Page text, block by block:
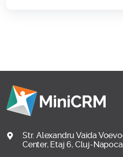
Str. Alexandru Vaida
Center, Etaj 6, Cluj-